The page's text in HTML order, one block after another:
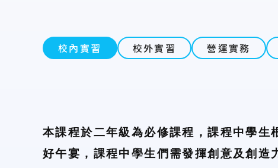
校內實習 校外實習 營運實務
本課程於二年級為必修課程，課程中學
好午宴，課程中學生們需發揮創意及創